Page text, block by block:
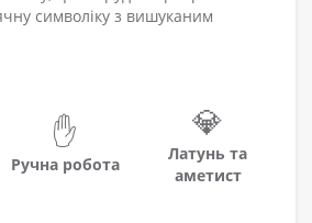
символіку з вишуканим
✋
Ручна робота
💎
Латунь та
аметист